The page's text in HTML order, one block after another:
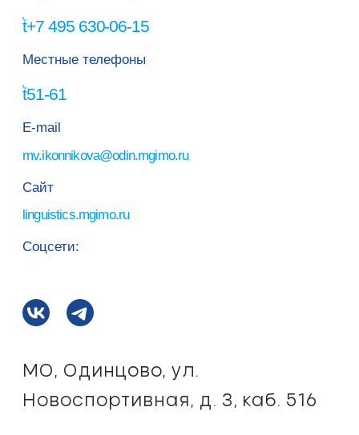
+7 495 630-06-15
Местные телефоны
51-61
E-mail
v.ikonnikova@odin.mgimo.ru
Сайт
linguistics.mgimo.ru
Соцсети:
МО, Одинцово, ул.
Новоспортивная, д. 3, каб. 516